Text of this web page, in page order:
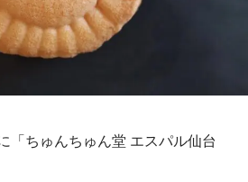
「ちゅんちゅん堂 エスパル仙台